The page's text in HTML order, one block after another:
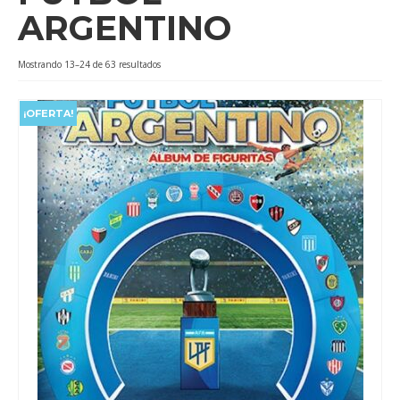
Videos
Tienda
ARGENTINO
Mostrando 13–24 de 63 resultadosOrdenado
popularidad
¡OFERTA!